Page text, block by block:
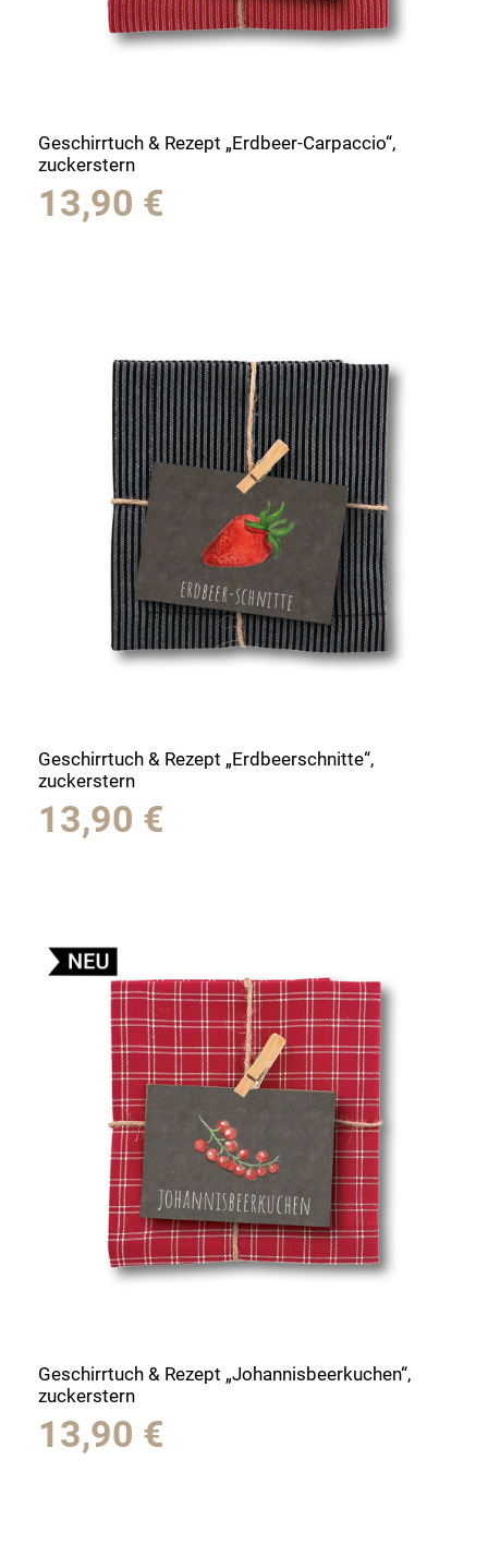
Geschirrtuch & Rezept „Erdbeer-Carpaccio“,
zuckerstern
13,90 €
Geschirrtuch & Rezept „Erdbeerschnitte“,
zuckerstern
13,90 €
Geschirrtuch & Rezept „Johannisbeerkuchen“,
zuckerstern
13,90 €